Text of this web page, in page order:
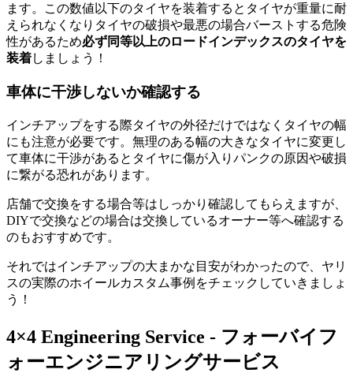
ます。この数値以下のタイヤを装着するとタイヤが重量に耐
えられなくなりタイヤの破損や最悪の場合バーストする危険
性があるため必ず同等以上のロードインデックスのタイヤを
装着しましょう！
車体に干渉しないか確認する
インチアップをする際タイヤの外径だけではなくタイヤの幅
にも注意が必要です。無理のある幅の大きなタイヤに変更し
て車体に干渉があるとタイヤに傷が入りパンクの原因や破損
に繋がる恐れがあります。
店舗で交換をする場合等はしっかり確認してもらえますが、
DIYで交換などの場合は交換しているオーナー等へ確認する
のもおすすめです。
それではインチアップの大まかな目安がわかったので、ヤリ
スの実際のホイールカスタム事例をチェックしていきましょ
う！
4×4 Engineering Service - フォーバイフ
ォーエンジニアリングサービス